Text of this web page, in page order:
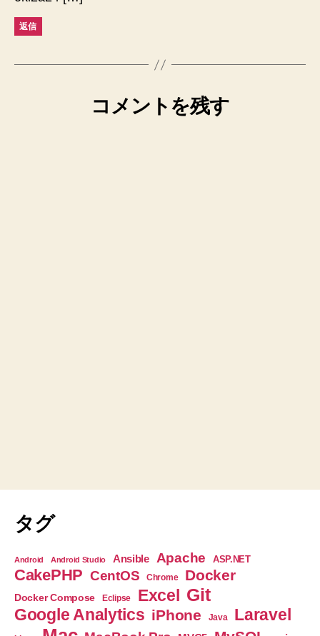
返信
コメントを残す
タグ
Android Android Studio Ansible Apache ASP.NET
CakePHP CentOS Chrome Docker
Docker Compose Eclipse Excel Git
Google Analytics iPhone Java Laravel